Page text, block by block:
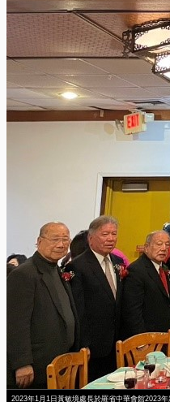
2023年1月1日黃敏境處長於羅省中華會館2023